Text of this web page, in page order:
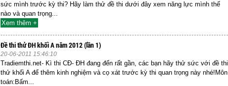
sức mình trước kỳ thi? Hãy làm thử đề thi dưới đây xem năng lực mình thế
nào và quan trọng...
Xem thêm +
Đề thi thử ĐH khối A năm 2012 (lần 1)
20-06-2011 15:46:10
Tradiemthi.net- Kì thi CĐ- ĐH đang đến rất gần, các bạn hãy thử sức với đề thi
thử khối A để thêm kinh nghiệm và cọ xát trước kỳ thi quan trọng này nhé!Môn
toán:Bấm...